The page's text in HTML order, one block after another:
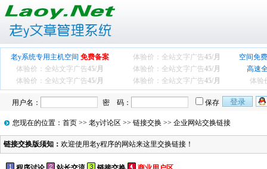
老y系统专用主机空间 免费备案 体验价：全站文字广告45/月
空间免
体验价：全站文字广告45/月 体验价：全站文字广告45/月
高速
体验价：全站文字广告45/月 体验价：全站文字广告45/月 体验
用户名： 密 码： 保存
您现在的位置： 首页 >> 老y讨论区 >> 链接交换 >> 企业网站交换链接
链接交换版须知： 欢迎使用老y程序的网站来这里交换链接！